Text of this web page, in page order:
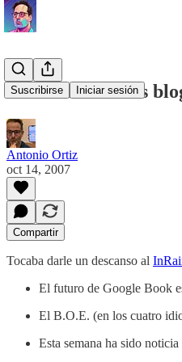
Suscribirse Iniciar sesión
La semana en los
Antonio Ortiz
oct 14, 2007
Compartir
Tocaba darle un descanso al
El futuro de Google Book
El B.O.E. (en los cuatro
Esta semana ha sido